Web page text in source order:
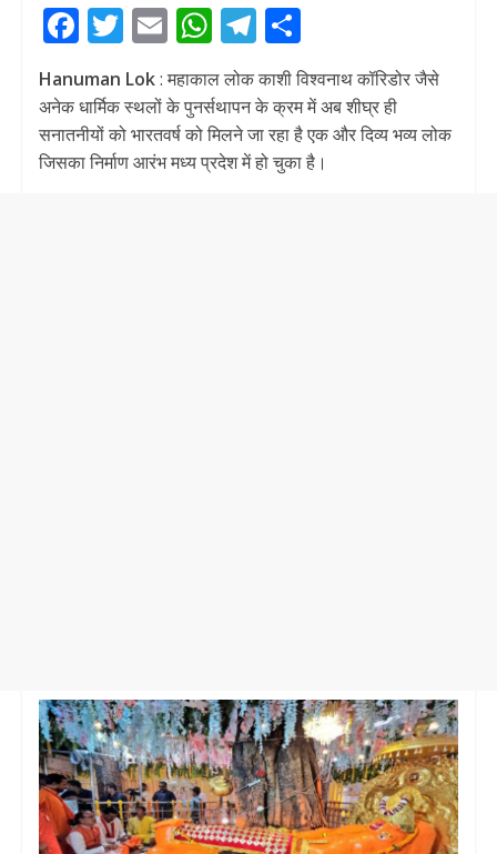
F
e
b
o
T
w
itt
er
E
ai
l
W
h
at
s
A
T
el
e
gr
a
S
h
ar
e
Hanuman Lok: महाकाल लोक काशी विश्वनाथ कॉरिडोर जैसे
अनेक धार्मिक स्थलों के पुनर्सथापन के क्रम में अब शीघ्र ही
सनातनीयों को भारतवर्ष को मिलने जा रहा है एक और दिव्य भव्य लोक
जिसका निर्माण आरंभ मध्य प्रदेश में हो चुका है।